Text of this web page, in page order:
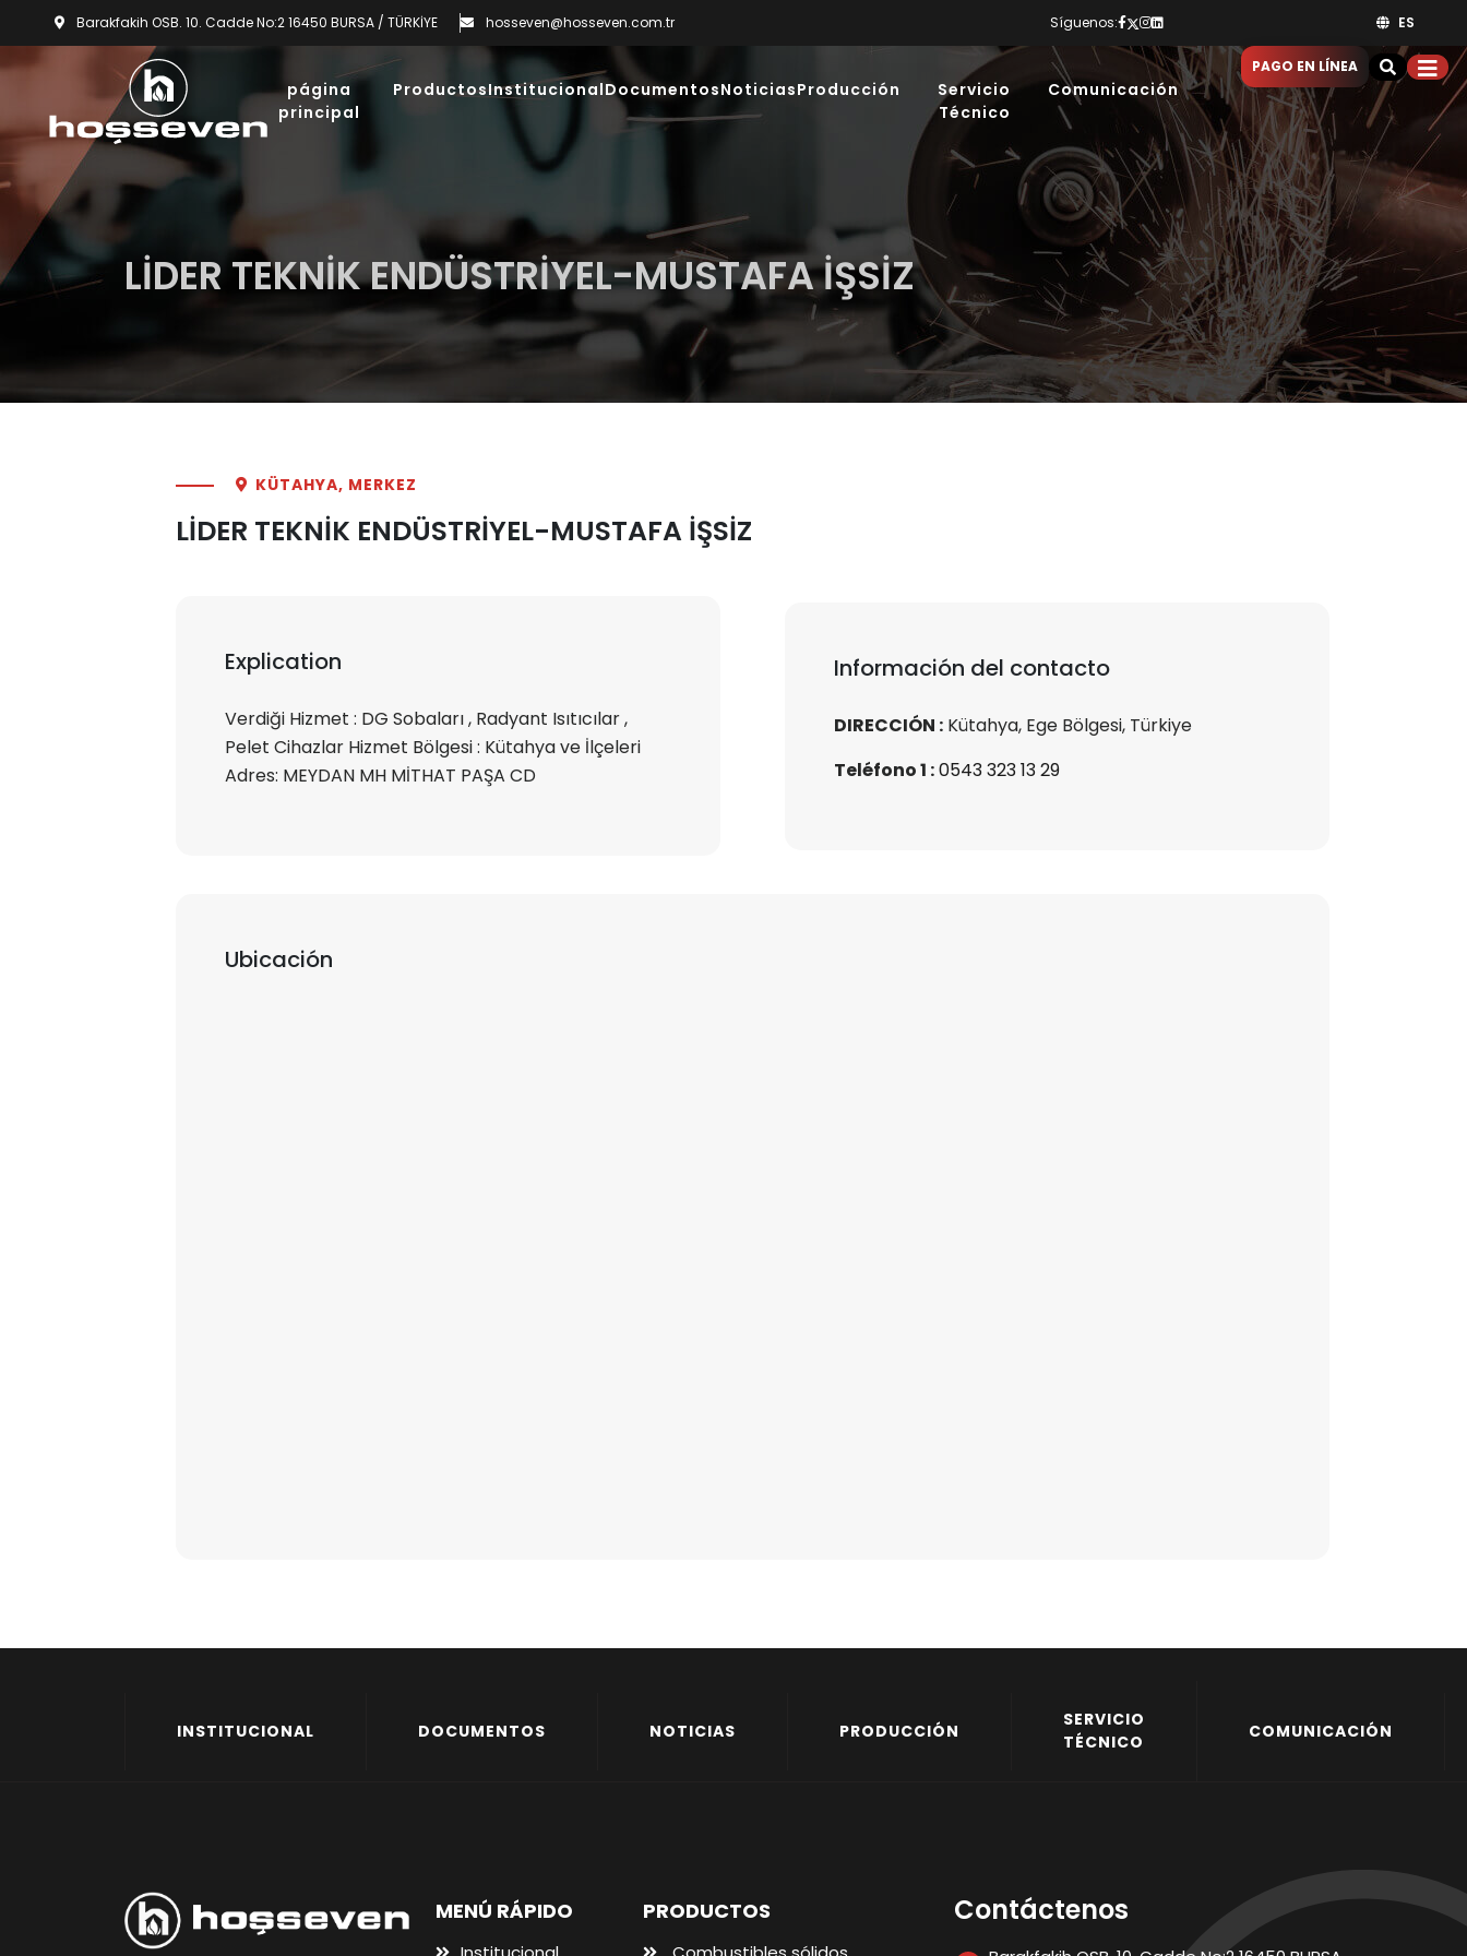
Barakfakih OSB. 10. Cadde No:2 16450 BURSA / TÜRKİYE hosseven@hosseven.com.tr Síguenos: ES
página
principal
ProductosInstitucionalDocumentosNoticiasProducción
Servicio
Técnico
Comunicación
PAGO EN LÍNEA
LİDER TEKNİK ENDÜSTRİYEL-MUSTAFA İŞSİZ
KÜTAHYA, MERKEZ
LİDER TEKNİK ENDÜSTRİYEL-MUSTAFA İŞSİZ
Explication
Verdiği Hizmet : DG Sobaları , Radyant Isıtıcılar ,
Pelet Cihazlar Hizmet Bölgesi : Kütahya ve İlçeleri
Adres: MEYDAN MH MİTHAT PAŞA CD
Información del contacto
DIRECCIÓN : Kütahya, Ege Bölgesi, Türkiye
Teléfono 1 :0543 323 13 29
Ubicación
INSTITUCIONAL DOCUMENTOS NOTICIAS PRODUCCIÓN
SERVICIO
TÉCNICO
COMUNICACIÓN
MENÚ RÁPIDO PRODUCTOS Contáctenos